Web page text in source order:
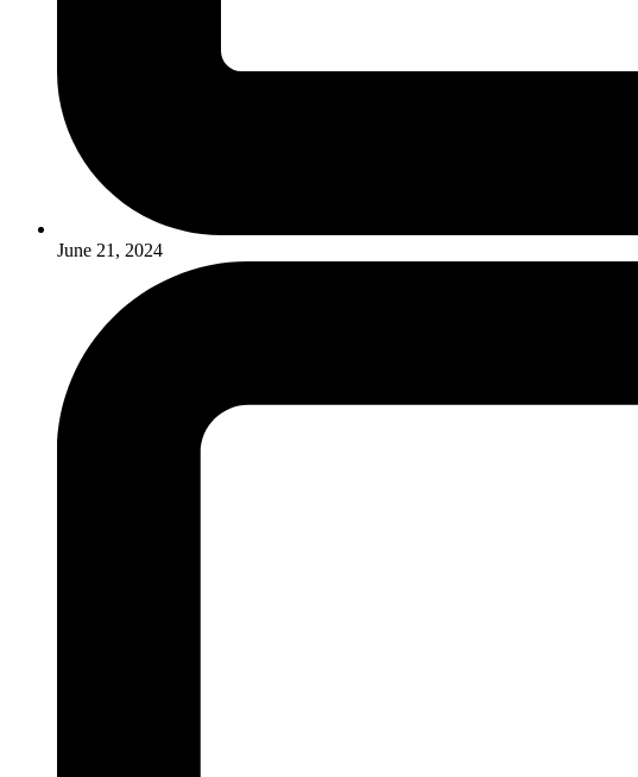
June 21, 2024